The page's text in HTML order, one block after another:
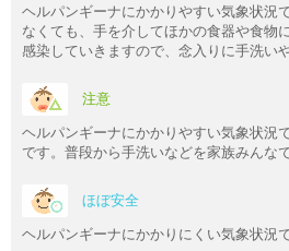
ヘルパンギーナにかかりやすい気象状況
なくても、手を介してほかの食器や食物
感染していきますので、念入りに手洗い
注意
ヘルパンギーナにかかりやすい気象状況
です。普段から手洗いなどを家族みんな
ほぼ安全
ヘルパンギーナにかかりにくい気象状況で